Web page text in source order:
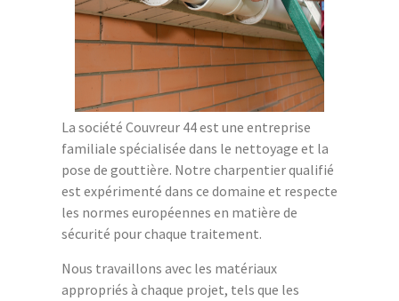
La société Couvreur 44 est une entreprise
familiale spécialisée dans le nettoyage et la
pose de gouttière. Notre charpentier qualifié
est expérimenté dans ce domaine et respecte
les normes européennes en matière de
sécurité pour chaque traitement.
Nous travaillons avec les matériaux
appropriés à chaque projet, tels que les